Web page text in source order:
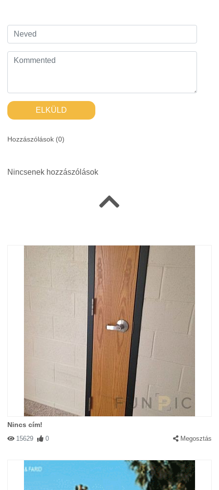
ELKÜLD
Hozzászólások (0)
Nincsenek hozzászólások
Nincs cím!
15629 0 Megosztás